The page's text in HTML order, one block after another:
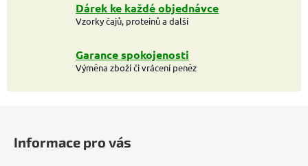
Dárek ke každé objednávce
Vzorky čajů, proteinů a další
Garance spokojenosti
Výměna zboží či vrácení peněz
Informace pro vás